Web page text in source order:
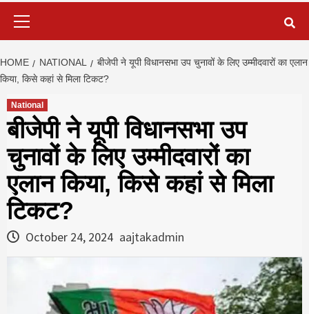
HOME NATIONAL
बीजेपी ने यूपी विधानसभा उप चुनावों के लिए उम्मीदवारों का एलान
किया, क‍िसे कहां से म‍िला ट‍िकट?
National
बीजेपी ने यूपी विधानसभा उप
चुनावों के लिए उम्मीदवारों का
एलान किया, क‍िसे कहां से म‍िला
ट‍िकट?
October 24, 2024 aajtakadmin